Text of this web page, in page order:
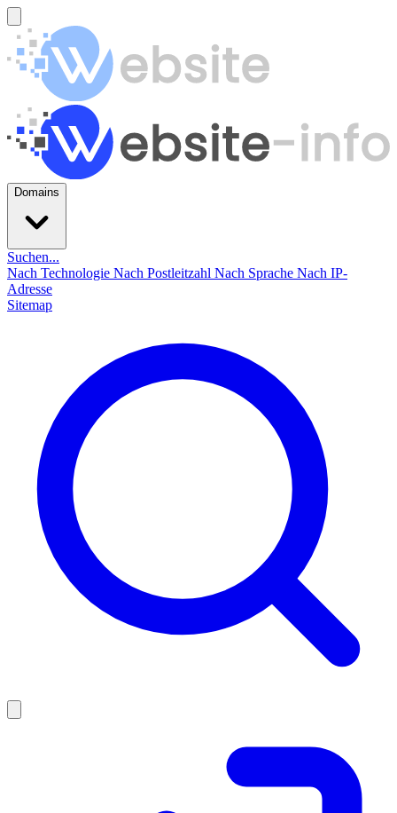
Domains
Suchen...
Nach Technologie Nach Postleitzahl Nach Sprache Nach IP-
Adresse
Sitemap